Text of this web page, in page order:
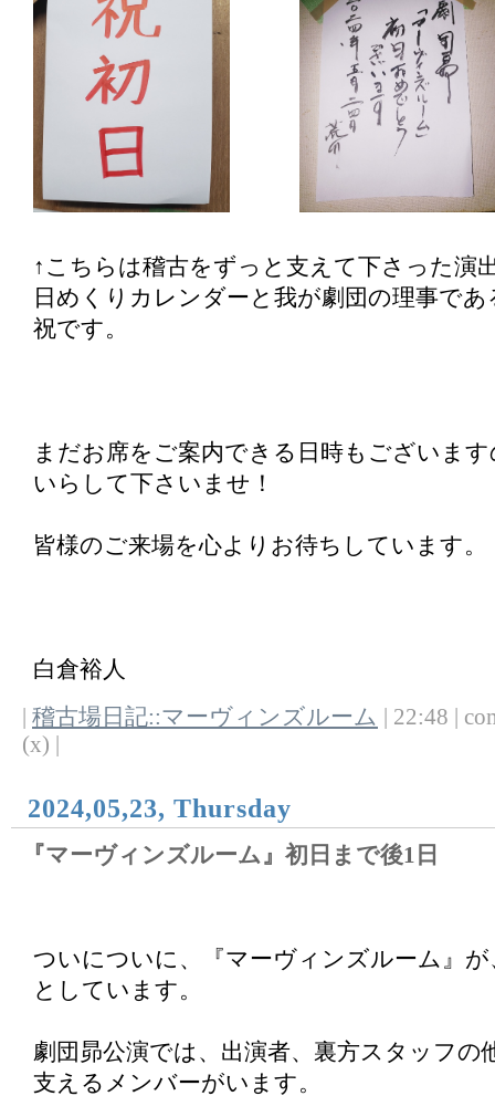
↑こちらは稽古をずっと支えて下さった演
日めくりカレンダーと我が劇団の理事であ
祝です。
まだお席をご案内できる日時もございま
いらして下さいませ！
皆様のご来場を心よりお待ちしています。
白倉裕人
稽古場日記::マーヴィンズルーム
| 22:48 |
(x) |
2024,05,23, Thursday
『マーヴィンズルーム』初日まで後1日
ついについに、『マーヴィンズルーム』
としています。
劇団昴公演では、出演者、裏方スタッフの
支えるメンバーがいます。